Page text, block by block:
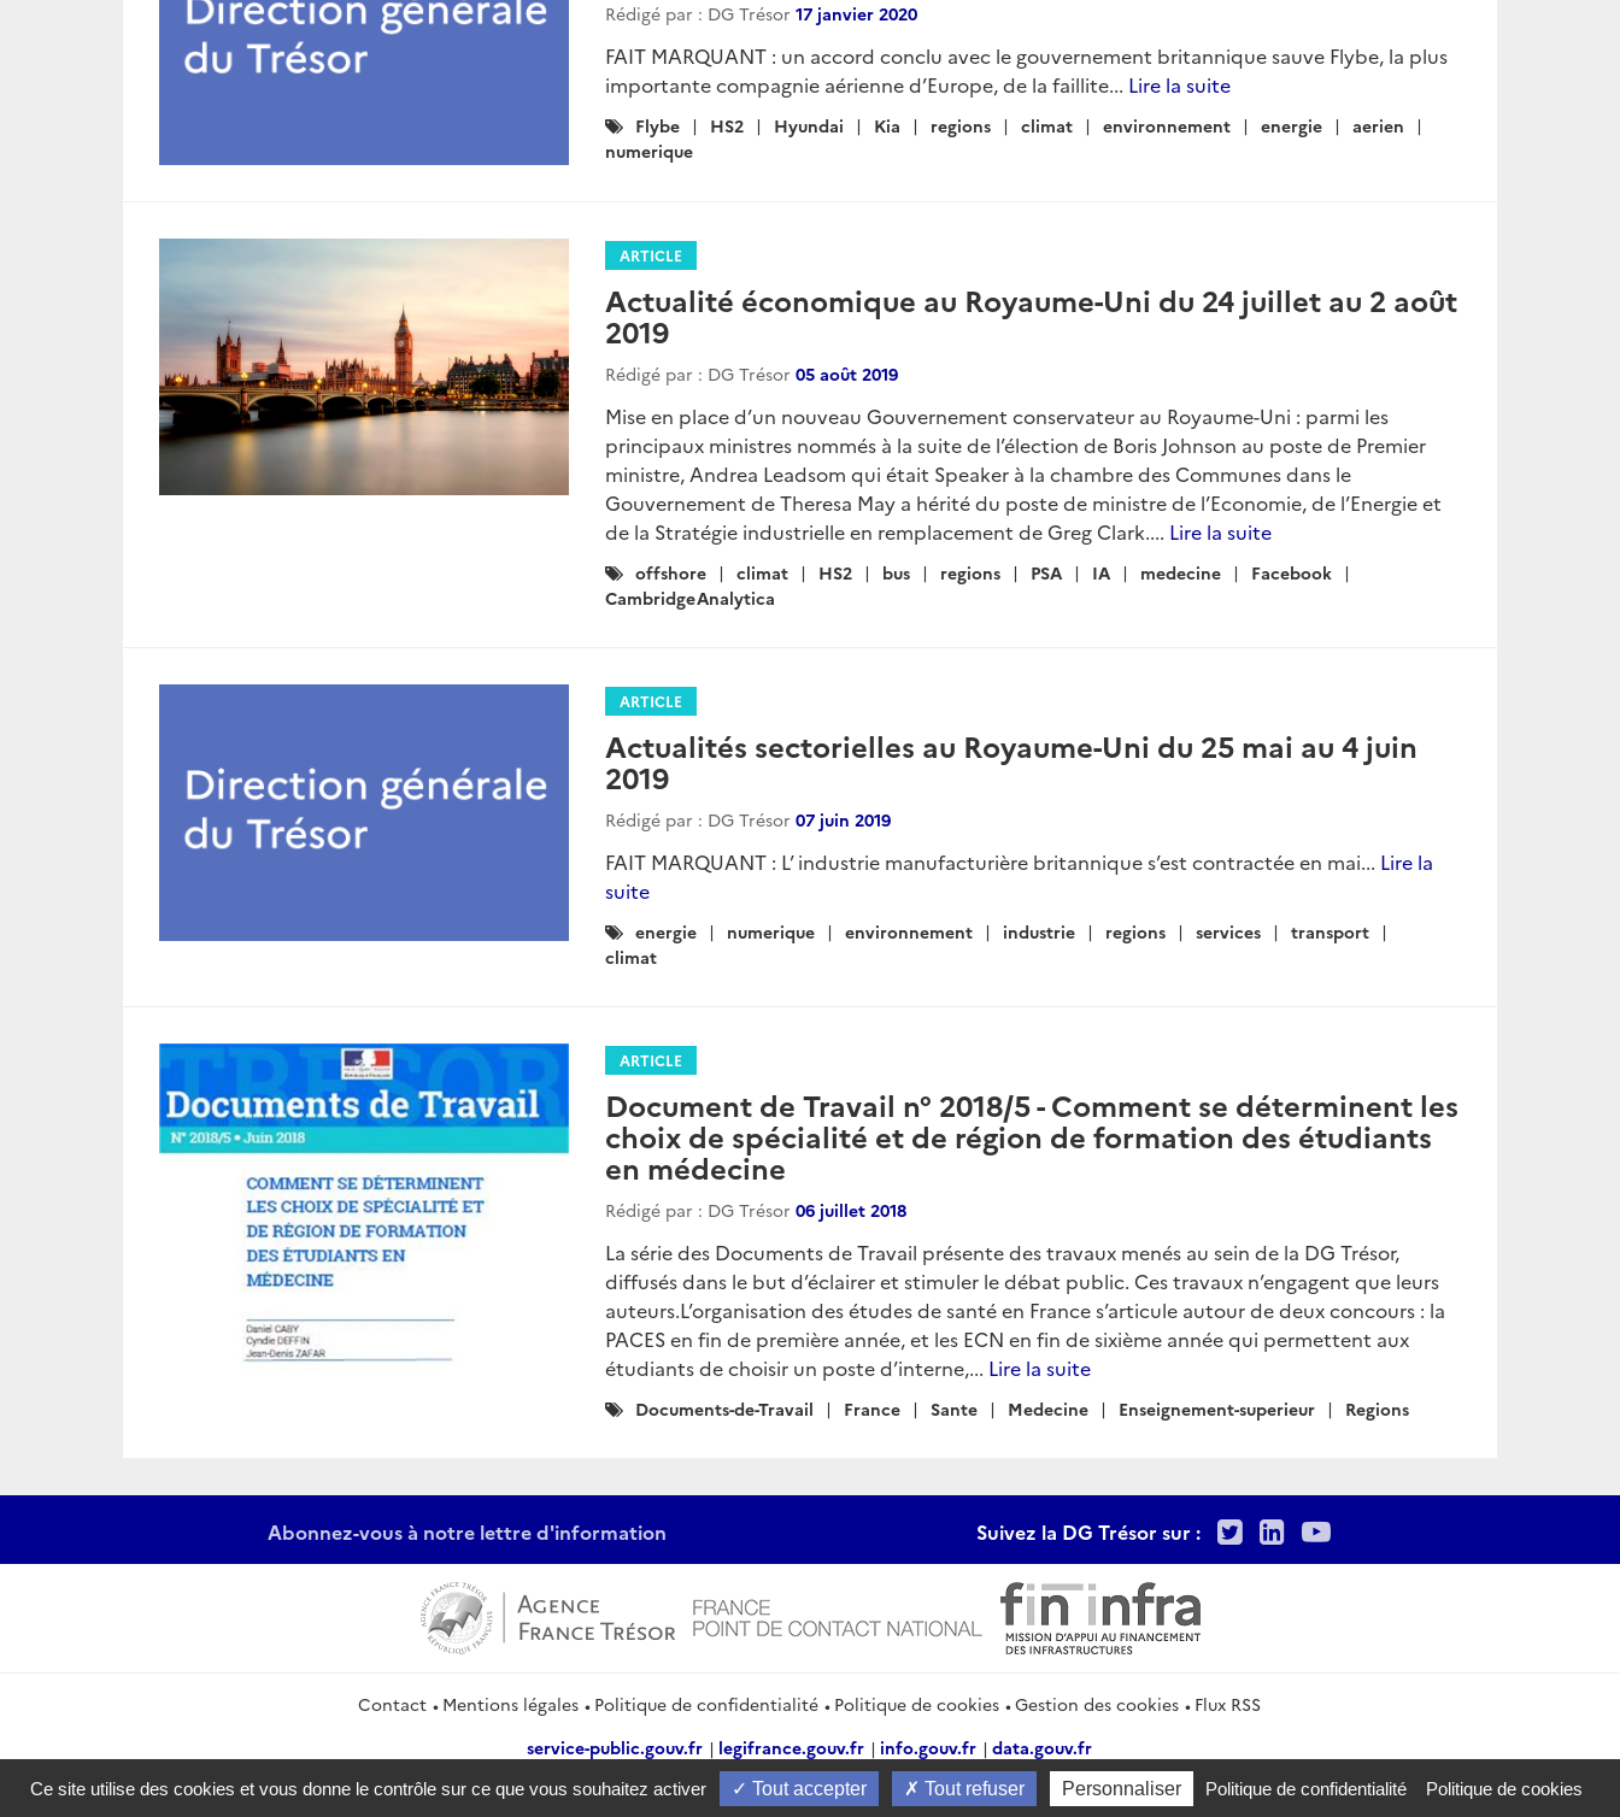
Rédigé par : DG Trésor 17 janvier 2020
FAIT MARQUANT : un accord conclu avec le gouvernement britannique sauve Flybe, la plus
importante compagnie aérienne d’Europe, de la faillite... Lire la suite
Catégories
:
Flybe HS2 Hyundai Kia regions climat environnement energie
aerien
numerique
ARTICLE
Actualité économique au Royaume-Uni du 24 juillet au 2 août
2019
Rédigé par : DG Trésor 05 août 2019
Mise en place d’un nouveau Gouvernement conservateur au Royaume-Uni : parmi les
principaux ministres nommés à la suite de l’élection de Boris Johnson au poste de Premier
ministre, Andrea Leadsom qui était Speaker à la chambre des Communes dans le
Gouvernement de Theresa May a hérité du poste de ministre de l’Economie, de l’Energie et
de la Stratégie industrielle en remplacement de Greg Clark.... Lire la suite
Catégories
:
offshore climat HS2 bus regions PSA IA medecine
Facebook
CambridgeAnalytica
ARTICLE
Actualités sectorielles au Royaume-Uni du 25 mai au 4 juin
2019
Rédigé par : DG Trésor 07 juin 2019
FAIT MARQUANT : L’ industrie manufacturière britannique s’est contractée en mai... Lire la
suite
Catégories
:
energie numerique environnement industrie regions services
transport
climat
ARTICLE
Document de Travail n° 2018/5 - Comment se déterminent les
choix de spécialité et de région de formation des étudiants
en médecine
Rédigé par : DG Trésor 06 juillet 2018
La série des Documents de Travail présente des travaux menés au sein de la DG Trésor,
diffusés dans le but d’éclairer et stimuler le débat public. Ces travaux n’engagent que leurs
auteurs.L’organisation des études de santé en France s’articule autour de deux concours : la
PACES en fin de première année, et les ECN en fin de sixième année qui permettent aux
étudiants de choisir un poste d’interne,... Lire la suite
Catégories
Documents-de-Travail France Sante Medecine Enseignement-superieur Regions
Abonnez-vous à notre lettre d'information Suivez la DG Trésor sur : TwitterLinkedIn
Youtube
Contact Mentions légales Politique de confidentialité Politique de cookies Gestion des cookies
Flux RSS
service-public.gouv.fr
legifrance.gouv.fr info.gouv.fr
data.gouv.fr
2026 Direction générale du Trésor
Ce site utilise des cookies et vous donne le contrôle sur ce que vous souhaitez activer Tout accepter Tout refuser Personnaliser Politique de confidentialité Politique de cookies